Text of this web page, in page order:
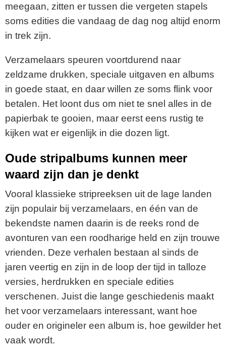
meegaan, zitten er tussen die vergeten stapels
soms edities die vandaag de dag nog altijd enorm
in trek zijn.
Verzamelaars speuren voortdurend naar
zeldzame drukken, speciale uitgaven en albums
in goede staat, en daar willen ze soms flink voor
betalen. Het loont dus om niet te snel alles in de
papierbak te gooien, maar eerst eens rustig te
kijken wat er eigenlijk in die dozen ligt.
Oude stripalbums kunnen meer
waard zijn dan je denkt
Vooral klassieke stripreeksen uit de lage landen
zijn populair bij verzamelaars, en één van de
bekendste namen daarin is de reeks rond de
avonturen van een roodharige held en zijn trouwe
vrienden. Deze verhalen bestaan al sinds de
jaren veertig en zijn in de loop der tijd in talloze
versies, herdrukken en speciale edities
verschenen. Juist die lange geschiedenis maakt
het voor verzamelaars interessant, want hoe
ouder en origineler een album is, hoe gewilder het
vaak wordt.